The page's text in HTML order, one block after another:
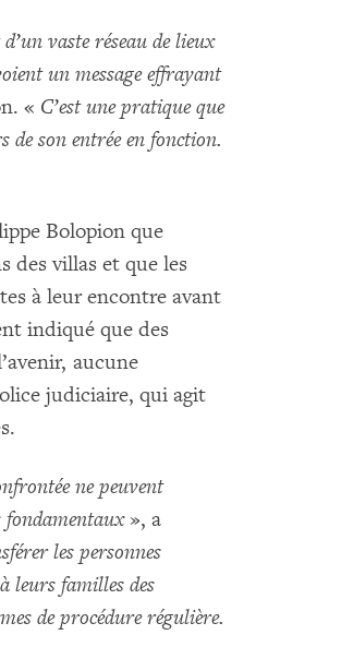
vaste réseau de lieux
un message effrayant
« C’est une pratique que
de son entrée en fonction.
Bolopion que
des villas et que les
à leur encontre avant
indiqué que des
aucune
judiciaire, qui agit
ne peuvent
», a
les personnes
leurs familles des
de procédure régulière.